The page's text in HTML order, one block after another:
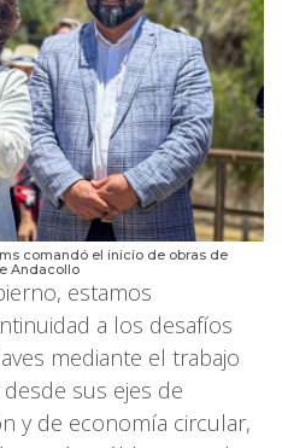
comandó el inicio de obras de
Andacollo
estamos
a los desafíos
mediante el trabajo
sus ejes de
y de economía circular,